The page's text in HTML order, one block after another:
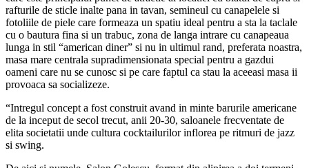
rafturile de sticle inalte pana in tavan, semineul cu canapelele si
fotoliile de piele care formeaza un spatiu ideal pentru a sta la taclale
cu o bautura fina si un trabuc, zona de langa intrare cu canapeaua
lunga in stil “american diner” si nu in ultimul rand, preferata noastra,
masa mare centrala supradimensionata special pentru a gazdui
oameni care nu se cunosc si pe care faptul ca stau la aceeasi masa ii
provoaca sa socializeze.
“Intregul concept a fost construit avand in minte barurile americane
de la inceput de secol trecut, anii 20-30, saloanele frecventate de
elita societatii unde cultura cocktailurilor inflorea pe ritmuri de jazz
si swing.